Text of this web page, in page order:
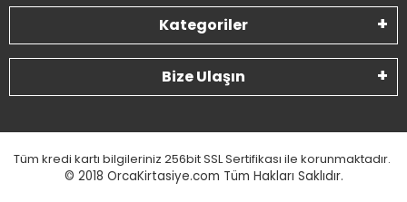
Kategoriler
Bize Ulaşın
Tüm kredi kartı bilgileriniz 256bit SSL Sertifikası ile korunmaktadır.
© 2018 OrcaKirtasiye.com Tüm Hakları Saklıdır.